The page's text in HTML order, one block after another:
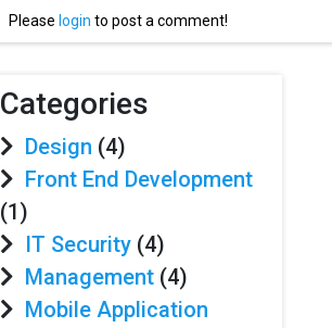
Please login to post a comment!
Categories
Design (4)
Front End Development
(1)
IT Security (4)
Management (4)
Mobile Application